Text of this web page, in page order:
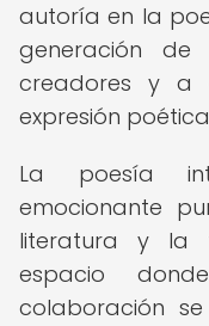
autoría en la
generación de
creadores y a
expresión
La poesía
emocionante
literatura y la
espacio
colaboración